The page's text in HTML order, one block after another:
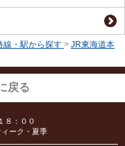
線・駅から探す > JR東海道本
戻る
：００
ーク・夏季